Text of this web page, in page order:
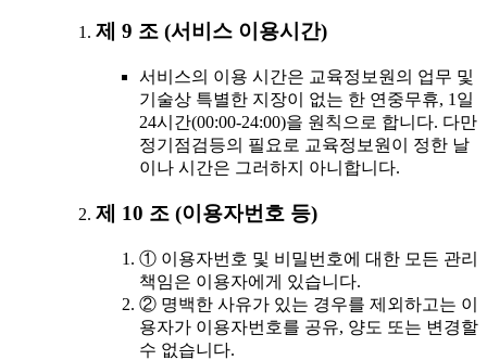
제 9 조 (서비스 이용시간)
서비스의 이용 시간은 교육정보원의 업무 및
기술상 특별한 지장이 없는 한 연중무휴, 1일
24시간(00:00-24:00)을 원칙으로 합니다. 다만
정기점검등의 필요로 교육정보원이 정한 날
이나 시간은 그러하지 아니합니다.
제 10 조 (이용자번호 등)
① 이용자번호 및 비밀번호에 대한 모든 관리
책임은 이용자에게 있습니다.
② 명백한 사유가 있는 경우를 제외하고는 이
용자가 이용자번호를 공유, 양도 또는 변경할
수 없습니다.